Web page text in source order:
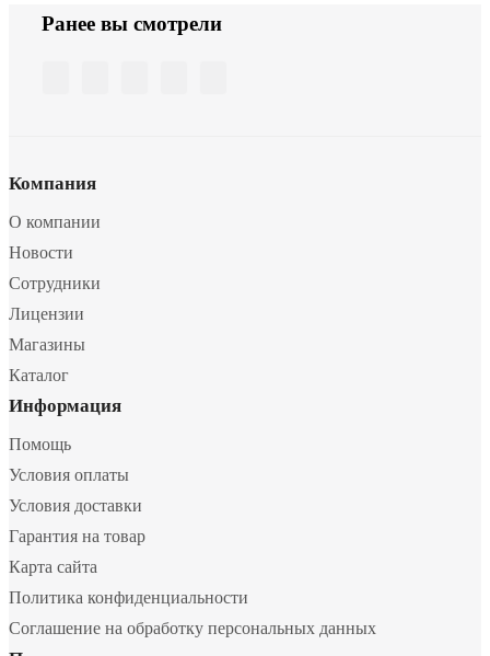
Ранее вы смотрели
Компания
О компании
Новости
Сотрудники
Лицензии
Магазины
Каталог
Информация
Помощь
Условия оплаты
Условия доставки
Гарантия на товар
Карта сайта
Политика конфиденциальности
Соглашение на обработку персональных данных